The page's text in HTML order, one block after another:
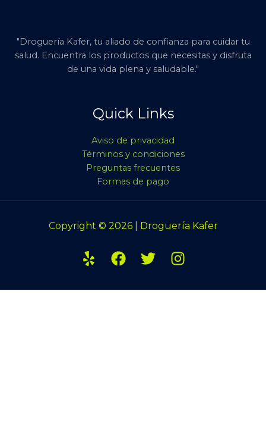
"Droguería Kafer, tu aliado de confianza para cuidar tu
salud. Encuentra los productos que necesitas y disfruta
de una vida plena y saludable."
Quick Links
Aviso de privacidad
Términos y condiciones
Preguntas frecuentes
Formas de pago
Copyright © 2026 | Droguería Kafer